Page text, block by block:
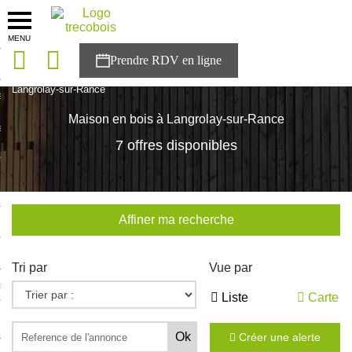
MENU
solutions
Trecobois
à NESTOR
Langrolay-sur-Rance
Maison en bois à Langrolay-sur-Rance
7 offres disponibles
Affiner ma recherche
Tri par Vue par
Liste Carte
Créer une alerte